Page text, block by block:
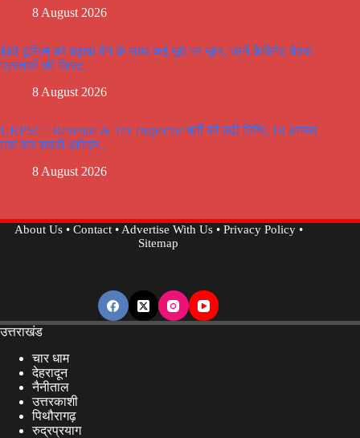
8 August 2026
ईको टूरिज्म को बढ़ावा देने के साथ कई मूद्दो पर मूहर, जानें कैबिनेट बैठक
प्रस्तावों की लिस्ट
8 August 2026
UKPSC : Revenue & Tax Inspector भर्ती की बढ़ी तिथि, 18 अगस्त
तक कर सकते आवेदन..
8 August 2026
About Us• Contact•Advertise With Us• Privacy Policy•
Sitemap
उत्तराखंड
चार धाम
देहरादून
नैनीताल
उत्तरकाशी
पिथौरागढ़
रुद्रप्रयाग